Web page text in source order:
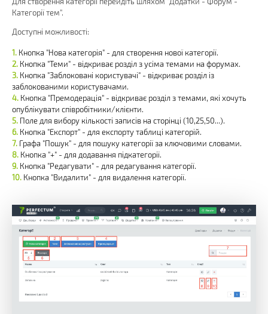
Категорії тем".
Доступні можливості:
Кнопка "Нова категорія" - для створення нової категорії.
Кнопка "Теми" - відкриває розділ з усіма темами на форумах.
Кнопка "Заблоковані користувачі" - відкриває розділ із
заблокованими користувачами.
Кнопка "Премодерація" - відкриває розділ з темами, які хочуть
опублікувати співробітники/клієнти.
Поле для вибору кількості записів на сторінці (10,25,50...).
Кнопка "Експорт" - для експорту таблиці категорій.
Графа "Пошук" - для пошуку категорії за ключовими словами.
Кнопка "+" - для додавання підкатегорії.
Кнопка "Редагувати" - для редагування категорії.
Кнопка "Видалити" - для видалення категорії.